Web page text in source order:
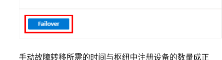
手动故障转移所需的时间与枢纽中注册设备的数量成正